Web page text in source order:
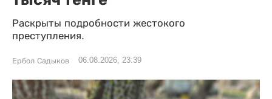
Раскрыты подробности жестокого
преступления.
Ербол Садыков 06.08.2026, 23:39